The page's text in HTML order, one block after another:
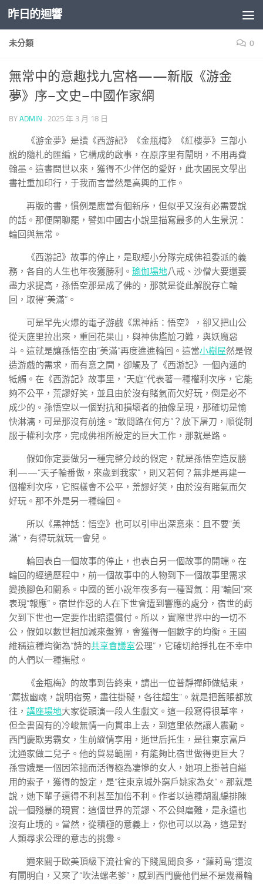
Skip to content
昨日的迴響
未分類 0
無常中的意趣找九宮格——新版《游金
夢》序–文史–中國作家網
BY ADMIN · 2025 年 3 月 18 日
《游金夢》是讀《西游記》《金瓶梅》《紅樓夢》三部小
說的隨札的匯編，它構成的啟事，在原序里有闡明，不用再費
翰墨。這書問世以來，獲得不少伴侶的愛好，此次國民文學出
書社重加印行，于我而言當然是高興的工作。
再版的書，慣例是應當有個新序，但似乎又沒有必需要說
的話。那便閑聊罷，譬如中國古小說里描寫最多的人生景況：
輪回與無常。
《西游記》故事的停止，是取經小分隊完成佛祖委派的義
務，各自的人生也年夜獲勝利。 瑜伽場地八戒、沙僧大要還要
盡力求提高，孫悟空那是成了佛的，那就是從此解脫存亡輪
回，取得“美滿”。
可是早先火爆的電子游戲《黑神話：悟空》，卻又把山公
從天庭里拉出來，重回花果山，與神佛尷尬刁難，與妖魔惡
斗。這就是讓孫悟空由“美滿”再度進進輪回。這當小樹屋然是假
造游戲的需求，而有意之間，卻觸及了《西游記》一個內涵的
牴觸。在《西游記》故事里，“天庭”代表著一種權利次序，它能
夠不公平，荒謬好笑，並且由於沒有賭氣而欠好玩，倒是必不
成少的。孫悟空以一個對抗和損壞者的抽像呈現，那確切是愉
快淋漓，可是那沒有前途。“敢問路在何方”？放下屠刀，順從制
服于權利次序，完成佛祖所設定的巨大工作，那就是路。
假如你定要做另一種完整分歧的假定，就是孫悟空造反勝
利——“天子輪番做，來歲到我家”，則又若何？無非是再建一
個權利次序，它照樣會不公平，荒謬好笑，由於沒有賭氣而欠
好玩。那不外是另一種輪回。
所以《黑神話：悟空》也可以引申出深意來：且不要“美
滿”，有得玩就玩一會兒。
輪回表白一個故事的停止，也表白另一個故事的開端。在
輪回的經過歷程中，前一個故事中的人物到下一個故事里需求
變換腳色和關系。中國的舊小說年夜多有一種習氣：用“輪回”來
表現“報應”。宿世作惡的人在下世會遭到響應的處分，宿世的虧
欠到下世也一定要作出賠還償付。所以，實際世界中的一切不
公，假如以數世相加減來盤算，會獲得一個數字的均衡。王國
維稱這種均衡為“詩的共享會議室公理”，它確切給掙扎在不幸中
的人們以一種撫慰。
《金瓶梅》的故事到告終束，請出一位普靜禪師做結束，
“薦拔幽魂，說明宿冤，盡往掛礙，各往超生”。就是把舊賬都放
往， 講座場地大家從頭演一段人生戲文。這一段寫得很草率，
但全書固有的冷峻無情一向貫串上去，到這里依然讓人震動。
西門慶欺男霸女，生前縱情享用，逝世后托生，是往東京富戶
沈通家做二兒子。他的貿易範圍，有能夠比宿世做得更巨大？
孫雪娥是一個因笨拙而活得極為凄慘的女人，她項上掛著自縊
用的索子，獲得的設定，是“往東京城外窮戶姚家為女”。那就是
說，她下輩子還得不利甚至加倍不利。作者以這種胡亂編排陳
說一個殘暴的現實：這個世界的荒謬、不公與磨難，是永遠也
沒有止境的。當然，從積極的意義上，你也可以以為，這是對
人類尋求公理的意志的挑釁。
邇來關于歐美頂級下流社會的下賤風聞良多，“蘿莉島”還沒
有闡明白，又來了“吹法螺老爹”，感到西門慶他們是不是幾番輪